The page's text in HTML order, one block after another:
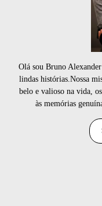
Olá sou Bruno
lindas histórias.Nossa
belo e valioso na vida,
às memórias